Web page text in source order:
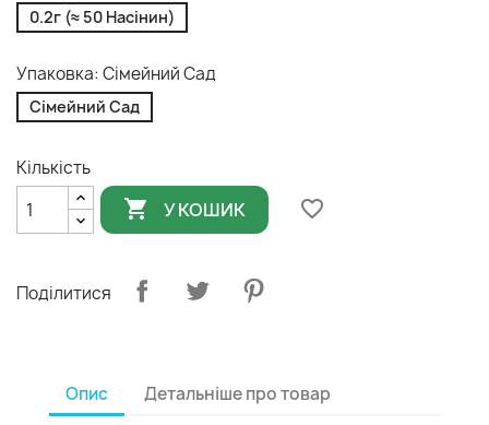
0.2г (≈ 50 Насінин)
Упаковка: Сімейний Сад
Сімейний Сад
Кількість
 У КОШИК favorite_border
Поділитися
Опис Детальніше про товар